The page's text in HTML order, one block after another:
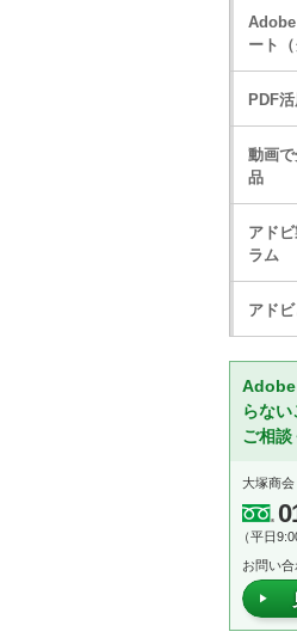
ート（
PDF
動画
品
アド
ラム
アド
Adobe
らな
ご相談
大塚商
（平日
お問い